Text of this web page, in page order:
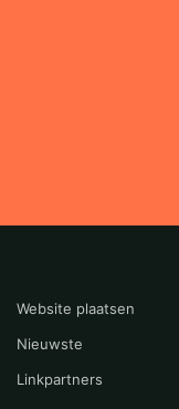
Website plaatsen
Nieuwste
Linkpartners